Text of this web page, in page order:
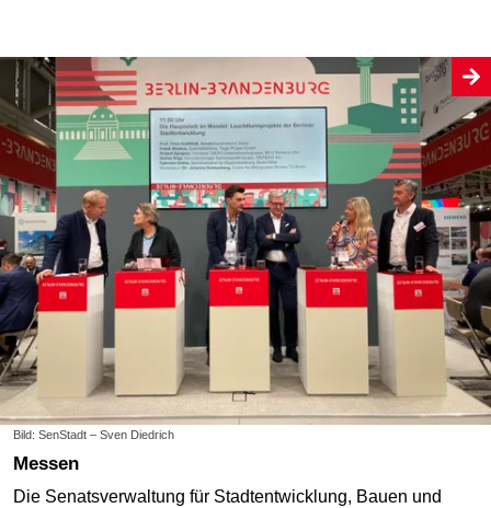
Bild: SenStadt – Sven Diedrich
Messen
Die Senatsverwaltung für Stadtentwicklung, Bauen und